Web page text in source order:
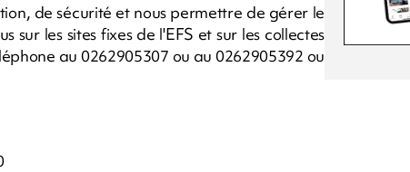
de sécurité et nous permettre de gérer le
sur les sites fixes de l'EFS et sur les collectes
au 0262905307 ou au 0262905392 ou